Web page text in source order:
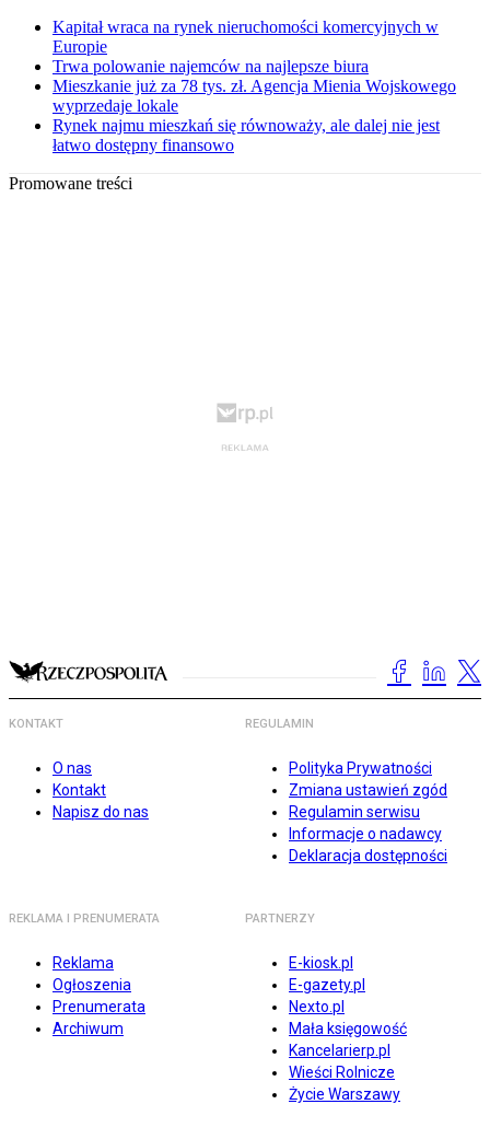
Kapitał wraca na rynek nieruchomości komercyjnych w
Europie
Trwa polowanie najemców na najlepsze biura
Mieszkanie już za 78 tys. zł. Agencja Mienia Wojskowego
wyprzedaje lokale
Rynek najmu mieszkań się równoważy, ale dalej nie jest
łatwo dostępny finansowo
Promowane treści
KONTAKT
O nas
Kontakt
Napisz do nas
REGULAMIN
Polityka Prywatności
Zmiana ustawień zgód
Regulamin serwisu
Informacje o nadawcy
Deklaracja dostępności
REKLAMA I PRENUMERATA
Reklama
Ogłoszenia
Prenumerata
Archiwum
PARTNERZY
E-kiosk.pl
E-gazety.pl
Nexto.pl
Mała księgowość
Kancelarierp.pl
Wieści Rolnicze
Życie Warszawy